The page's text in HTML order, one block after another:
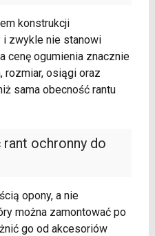
konstrukcji
i zwykle nie stanowi
cenę ogumienia znacznie
rozmiar, osiągi oraz
sama obecność rantu
rant ochronny do
opony, a nie
można zamontować po
go od akcesoriów